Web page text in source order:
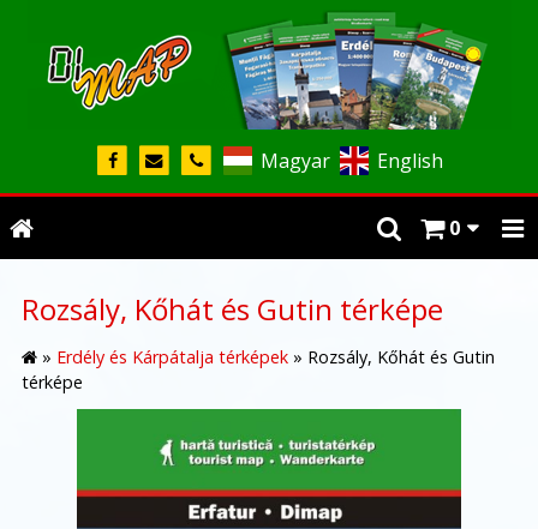
Magyar English
0
Rozsály, Kőhát és Gutin térképe
» Erdély és Kárpátalja térképek » Rozsály, Kőhát és Gutin
térképe